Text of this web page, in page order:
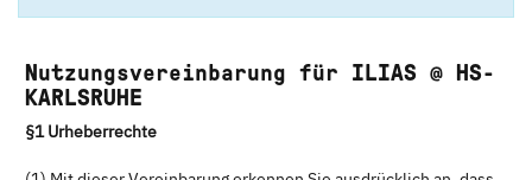
Nutzungsvereinbarung für ILIAS @ HS-
KARLSRUHE
§1 Urheberrechte